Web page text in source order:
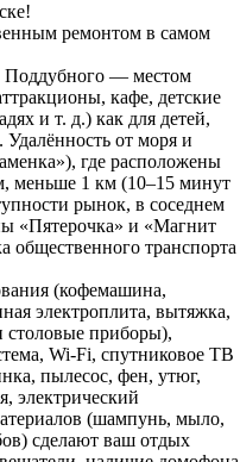
ремонтом в самом
Поддубного — местом
кафе, детские
и т. д.) как для детей,
от моря и
где расположены
меньше 1 км (10–15 минут
рынок, в соседнем
«Пятерочка» и «Магнит
общественного транспорта
(кофемашина,
электроплита, вытяжка,
столовые приборы),
Wi-Fi, спутниковое ТВ
пылесос, фен, утюг,
электрический
(шампунь, мыло,
сделают ваш отдых